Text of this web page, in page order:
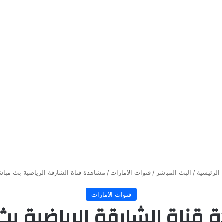
الرئيسية / البث المباشر / قنوات الامارات / مشاهدة قناة الشارقة الرياضية بث
قنوات الامارات